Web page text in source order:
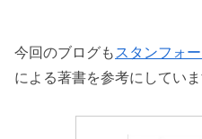
今回のブログもスタンフォ
による著書を参考にしていま